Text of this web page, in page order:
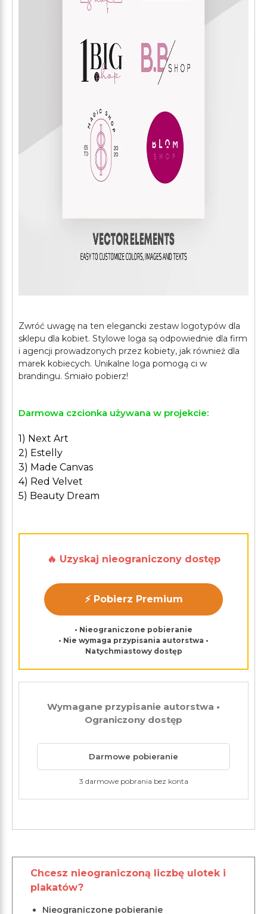
Zwróć uwagę na ten elegancki zestaw logotypów dla
sklepu dla kobiet. Stylowe loga są odpowiednie dla firm
i agencji prowadzonych przez kobiety, jak również dla
marek kobiecych. Unikalne loga pomogą ci w
Darmowa czcionka używana w projekcie:
1) Next Art
2) Estelly
3) Made Canvas
4) Red Velvet
5) Beauty Dream
🔥 Uzyskaj nieograniczony dostęp
⚡ Pobierz Premium
• Nieograniczone pobieranie
• Nie wymaga przypisania autorstwa •
Natychmiastowy dostęp
Wymagane przypisanie autorstwa •
Ograniczony dostęp
Darmowe pobieranie
3 darmowe pobrania bez konta
Chcesz nieograniczoną liczbę ulotek i
plakatów?
Nieograniczone pobieranie